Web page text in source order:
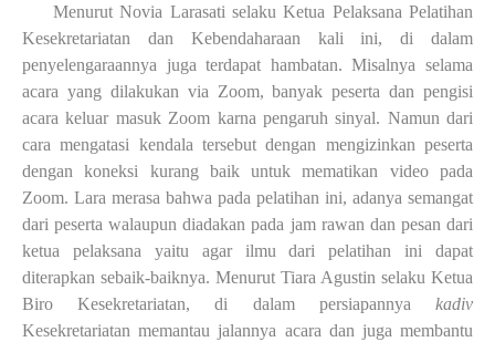
Menurut Novia Larasati selakuKetua Pelaksana Pelatihan
Kesekretariatan dan Kebendaharaan kali ini, di dalam
penyelengaraannya juga terdapat hambatan. Misalnya selama
acara yang dilakukan via Zoom, banyak peserta dan pengisi
acara keluar masuk Zoom karna pengaruh sinyal. Namun dari
cara mengatasi kendala tersebut dengan mengizinkan peserta
dengan koneksi kurang baik untuk mematikan video pada
Zoom. Lara merasa bahwa pada pelatihan ini, adanya semangat
dari peserta walaupun diadakan pada jam rawan dan pesan dari
ketua pelaksana yaitu agar ilmu dari pelatihan ini dapat
diterapkan sebaik-baiknya. Menurut Tiara Agustin selaku Ketua
BiroKesekretariatan, di dalam persiapannyakadiv
Kesekretariatan memantau jalannya acara dan juga membantu